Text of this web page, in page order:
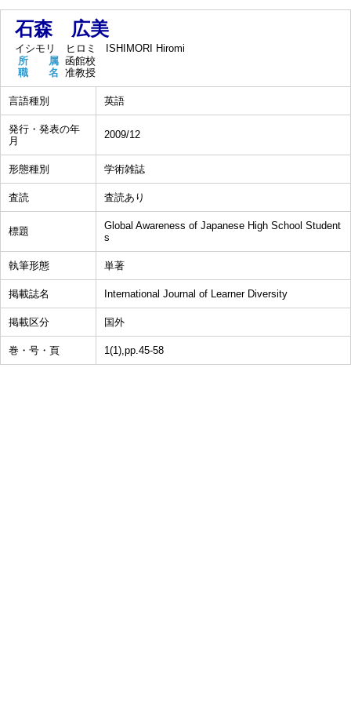
石森 広美
イシモリ ヒロミ
ISHIMORI Hiromi
所 属 函館校
職 名 准教授
言語種別 英語
発行・発表の年
月
2009/12
形態種別 学術雑誌
査読 査読あり
標題
Global Awareness of Japanese High School Student
s
執筆形態 単著
掲載誌名 International Journal of Learner Diversity
掲載区分 国外
巻・号・頁 1(1),pp.45-58